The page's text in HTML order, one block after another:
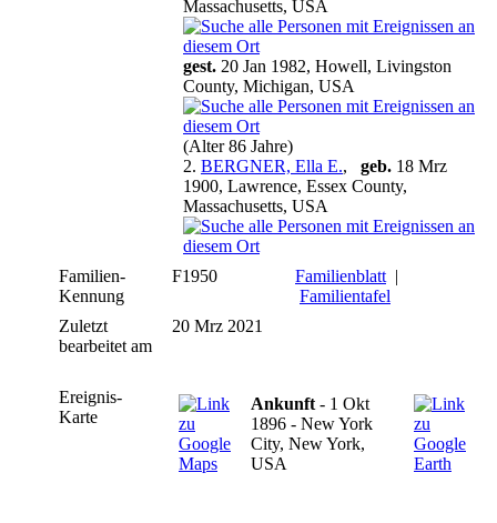
Massachusetts, USA
gest. 20 Jan 1982, Howell, Livingston
County, Michigan, USA
(Alter 86 Jahre)
2. BERGNER, Ella E., geb. 18 Mrz
1900, Lawrence, Essex County,
Massachusetts, USA
Familien-
Kennung
F1950 Familienblatt |
Familientafel
Zuletzt
bearbeitet am
20 Mrz 2021
Ereignis-
Karte
Ankunft - 1 Okt
1896 - New York
City, New York,
USA